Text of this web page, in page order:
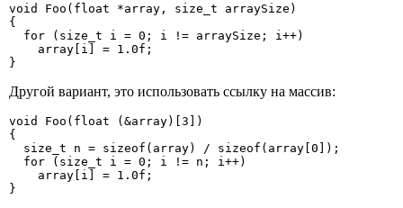
void Foo(float *array, size_t arraySize)
{
  for (size_t i = 0; i != arraySize; i++)
    array[i] = 1.0f;
}
Другой вариант, это использовать ссылку на массив:
void Foo(float (&array)[3])
{
  size_t n = sizeof(array) / sizeof(array[0]);
  for (size_t i = 0; i != n; i++)
    array[i] = 1.0f;
}